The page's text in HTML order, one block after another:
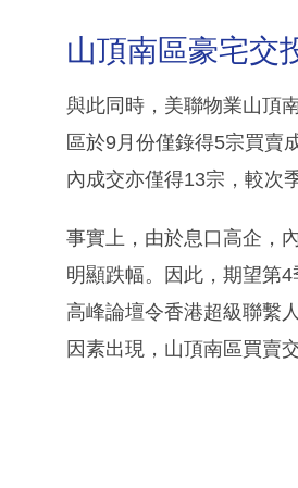
山頂南區豪宅交
與此同時，美聯物業山頂
區於9月份僅錄得5宗買賣
內成交亦僅得13宗，較次
事實上，由於息口高企，
明顯跌幅。因此，期望第
高峰論壇令香港超級聯繫
因素出現，山頂南區買賣